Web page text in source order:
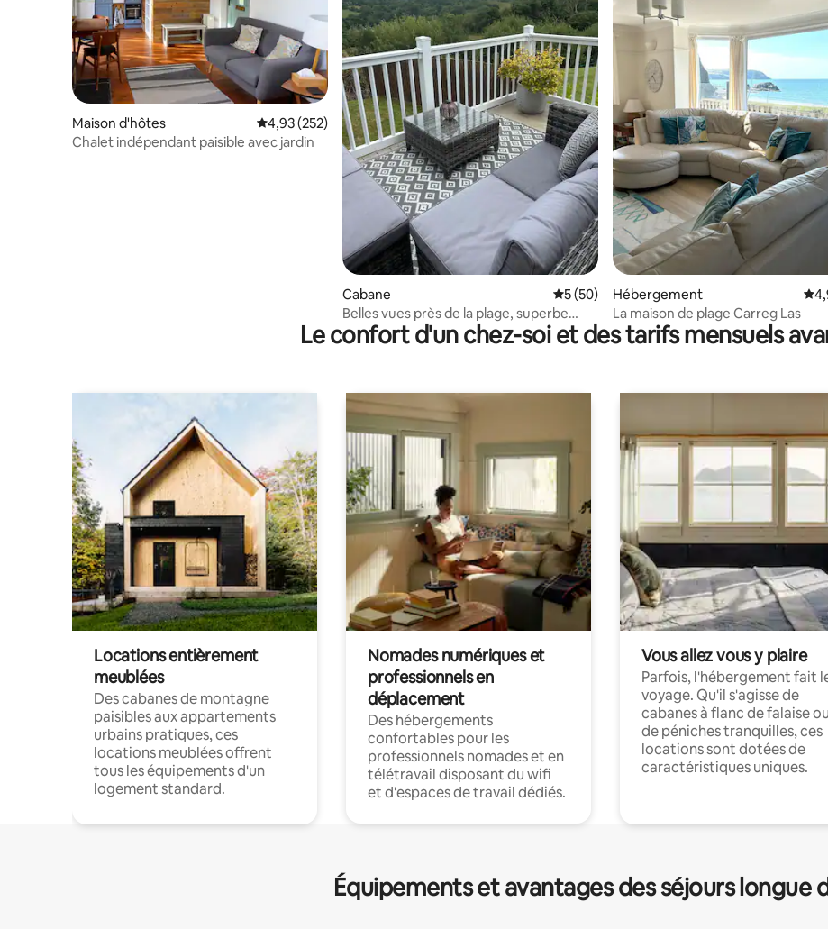
Maison d'hôtes Évaluation moyenne sur la base de 252 commentaires : 4,93 sur 5
4,93 (252)
Chalet indépendant paisible avec jardin
Cabane Évaluation moyenne sur la base de 50
5 (50)
Belles vues près de la plage, superbe
promenade côtière
Hébergement
La maison de plage Carreg Las
Le confort d'un chez-soi et des tarifs mensuels
Locations entièrement
meublées
Des cabanes de montagne
paisibles aux appartements
urbains pratiques, ces
locations meublées offrent
tous les équipements d'un
logement standard.
Nomades numériques et
professionnels en
déplacement
Des hébergements
confortables pour les
professionnels nomades et en
télétravail disposant du wifi
et d'espaces de travail dédiés.
Vous allez vous y plaire
Parfois, l'hébergement fait
voyage. Qu'il s'agisse de
cabanes à flanc de falaise ou
de péniches tranquilles, ces
locations sont dotées de
caractéristiques uniques.
Équipements et avantages des séjours longue